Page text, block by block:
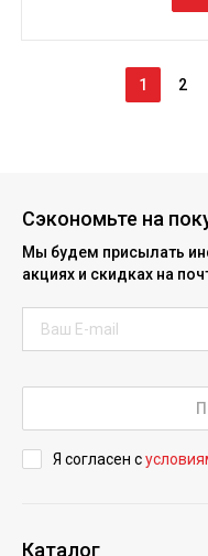
1 2
Сэкономьте на
Мы будем присылать
акциях и скидках на
Я согласен с
Каталог